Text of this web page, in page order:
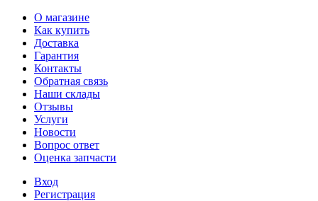
О магазине
Как купить
Доставка
Гарантия
Контакты
Обратная связь
Наши склады
Отзывы
Услуги
Новости
Вопрос ответ
Оценка запчасти
Вход
Регистрация